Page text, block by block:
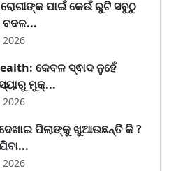
ପାଇଁ କେଉଁ ରୁଟି ସବୁଠୁ
କେବଳ ସ୍ଵାଦ ନୁହେଁ
ମୁକ୍...
ପିଲାଙ୍କୁ ଖୁଆଉଛନ୍ତି କି ?